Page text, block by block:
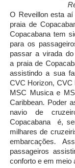
O Reveillon esta
praia de
Copacabana tem
para os
passar a virada
a praia de
assistindo a sua
CVC Horizon, CVC
MSC Musica e
Caribbean. Poder
navio de
Copacabana é,
milhares de
embarcações.
passageiros
conforto e em meio